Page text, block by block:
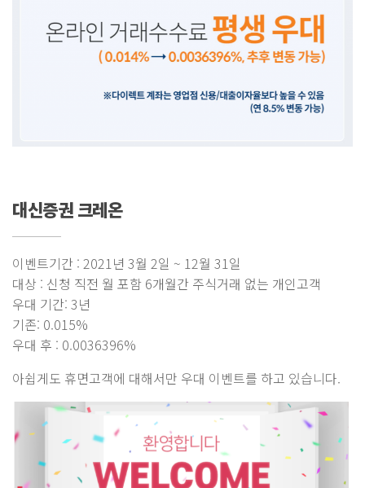
대신증권 크레온
이벤트기간 : 2021년 3월 2일 ~ 12월 31일
대상 : 신청 직전 월 포함 6개월간 주식거래 없는 개인고객
우대 기간: 3년
기존: 0.015%
우대 후 : 0.0036396%
아쉽게도 휴면고객에 대해서만 우대 이벤트를 하고 있습니다.